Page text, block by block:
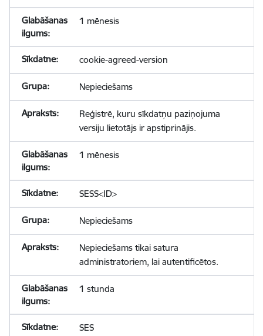
1 mēnesis
cookie-agreed-version
Nepieciešams
Reģistrē, kuru sīkdatņu paziņojuma
versiju lietotājs ir apstiprinājis.
1 mēnesis
SESS<ID>
Nepieciešams
Nepieciešams tikai satura
administratoriem, lai autentificētos.
1 stunda
SES